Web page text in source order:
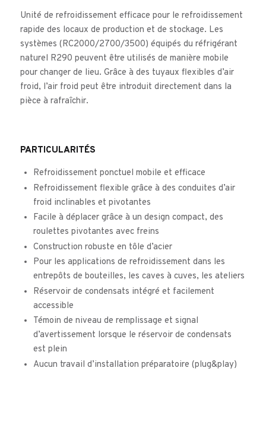
Unité de refroidissement efficace pour le refroidissement
rapide des locaux de production et de stockage. Les
systèmes (RC2000/2700/3500) équipés du réfrigérant
naturel R290 peuvent être utilisés de manière mobile
pour changer de lieu. Grâce à des tuyaux flexibles d’air
froid, l’air froid peut être introduit directement dans la
pièce à rafraîchir.
PARTICULARITÉS
Refroidissement ponctuel mobile et efficace
Refroidissement flexible grâce à des conduites d’air
froid inclinables et pivotantes
Facile à déplacer grâce à un design compact, des
roulettes pivotantes avec freins
Construction robuste en tôle d’acier
Pour les applications de refroidissement dans les
entrepôts de bouteilles, les caves à cuves, les ateliers
Réservoir de condensats intégré et facilement
accessible
Témoin de niveau de remplissage et signal
d’avertissement lorsque le réservoir de condensats
est plein
Aucun travail d’installation préparatoire (plug&play)